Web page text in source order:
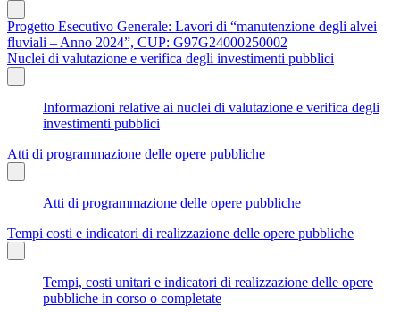
Progetto Esecutivo Generale: Lavori di “manutenzione degli alvei
fluviali – Anno 2024”, CUP: G97G24000250002
Nuclei di valutazione e verifica degli investimenti pubblici
Informazioni relative ai nuclei di valutazione e verifica degli
investimenti pubblici
Atti di programmazione delle opere pubbliche
Atti di programmazione delle opere pubbliche
Tempi costi e indicatori di realizzazione delle opere pubbliche
Tempi, costi unitari e indicatori di realizzazione delle opere
pubbliche in corso o completate